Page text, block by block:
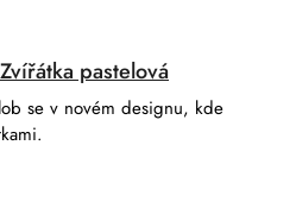
pastelová
se v novém designu, kde